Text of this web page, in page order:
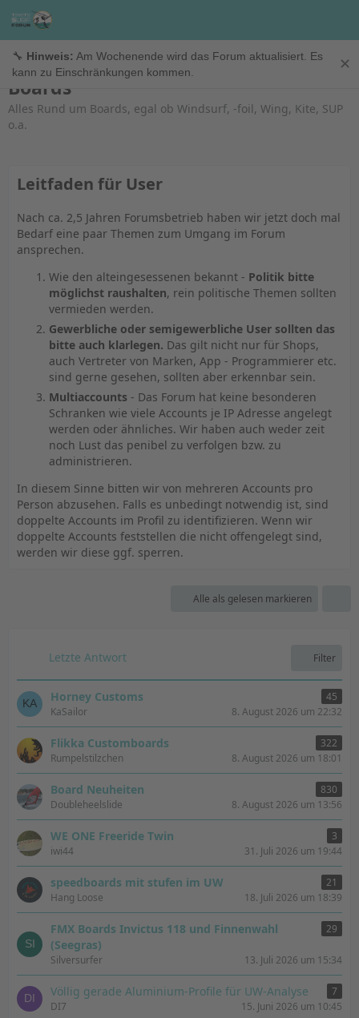
🔧 Hinweis: Am Wochenende wird das Forum aktualisiert. Es
kann zu Einschränkungen kommen.
✕
Stuff & Hardwarefragen
Boards
Alles Rund um Boards, egal ob Windsurf, -foil, Wing, Kite, SUP
o.a.
Leitfaden für User
Nach ca. 2,5 Jahren Forumsbetrieb haben wir jetzt doch mal
Bedarf eine paar Themen zum Umgang im Forum
ansprechen.
Wie den alteingesessenen bekannt - Politik bitte
möglichst raushalten, rein politische Themen sollten
vermieden werden.
Gewerbliche oder semigewerbliche User sollten das
bitte auch klarlegen. Das gilt nicht nur für Shops,
auch Vertreter von Marken, App - Programmierer etc.
sind gerne gesehen, sollten aber erkennbar sein.
Multiaccounts - Das Forum hat keine besonderen
Schranken wie viele Accounts je IP Adresse angelegt
werden oder ähnliches. Wir haben auch weder zeit
noch Lust das penibel zu verfolgen bzw. zu
administrieren.
In diesem Sinne bitten wir von mehreren Accounts pro
Person abzusehen. Falls es unbedingt notwendig ist, sind
doppelte Accounts im Profil zu identifizieren. Wenn wir
doppelte Accounts feststellen die nicht offengelegt sind,
werden wir diese ggf. sperren.
Alle als gelesen markieren
Letzte Antwort Filter
Horney Customs
45
KaSailor
8. August 2026 um 22:32
Flikka Customboards
322
Rumpelstilzchen
8. August 2026 um 18:01
Board Neuheiten
830
Doubleheelslide
8. August 2026 um 13:56
WE ONE Freeride Twin
3
iwi44
31. Juli 2026 um 19:44
speedboards mit stufen im UW
21
Hang Loose
18. Juli 2026 um 18:39
FMX Boards Invictus 118 und Finnenwahl
(Seegras)
29
Silversurfer 13. Juli 2026 um 15:34
Völlig gerade Aluminium-Profile für UW-Analyse
7
DI7
15. Juni 2026 um 10:45